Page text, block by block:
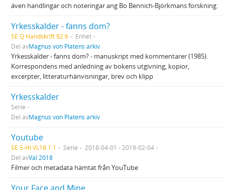
även handlingar och noteringar ang Bo Bennich-Björkmans forskning.
Yrkesskalder - fanns dom?
SE Q Handskrift 92:6
Enhet
Del avMagnus von Platens arkiv
Yrkesskalder - fanns dom? - manuskript med kommentarer (1985).
Korrespondens med anledning av bokens utgivning, kopior,
excerpter, litteraturhänvisningar, brev och klipp
Yrkesskalder
Serie
Del avMagnus von Platens arkiv
Youtube
SE S-HI VL18:1:1 Serie
2018-04-01 - 2019-02-04
Del avVal 2018
Filmer och metadata hämtat från YouTube